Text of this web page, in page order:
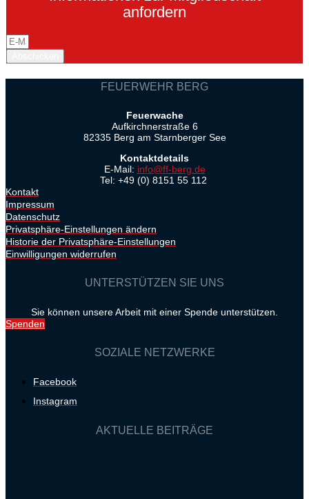
anfordern
FEUERWEHR BERG
Feuerwache
Aufkirchnerstraße 6
82335 Berg am Starnberger See
Kontaktdetails
E-Mail: info@ff-berg.de
Tel: +49 (0) 8151 55 112
Kontakt
Impressum
Datenschutz
Privatsphäre-Einstellungen ändern
Historie der Privatsphäre-Einstellungen
Einwilligungen widerrufen
UNTERSTÜTZEN SIE UNS
Sie können unsere Arbeit mit einer Spende unterstützen.
Spenden
SOZIALE NETZWERKE
Facebook
Instagram
AKTUELLE BEITRÄGE